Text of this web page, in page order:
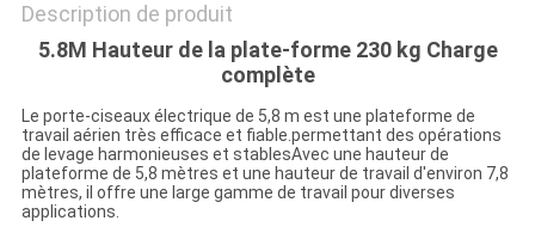
CONFIDENTIALITÉ
Description de produit
5.8M Hauteur de la plate-forme 230 kg Charge
complète
Le porte-ciseaux électrique de 5,8 m est une plateforme de
travail aérien très efficace et fiable.permettant des opérations
de levage harmonieuses et stablesAvec une hauteur de
plateforme de 5,8 mètres et une hauteur de travail d'environ 7,8
mètres, il offre une large gamme de travail pour diverses
applications.